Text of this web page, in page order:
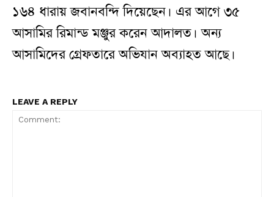
১৬৪ ধারায় জবানবন্দি দিয়েছেন। এর আগে ৩৫
আসামির রিমান্ড মঞ্জুর করেন আদালত। অন্য
আসামিদের গ্রেফতারে অভিযান অব্যাহত আছে।
LEAVE A REPLY